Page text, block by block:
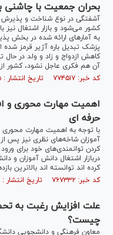
بحران جمعیت با چاشنی
آشفتگی در نوع شناخت و پذیرش
کشور می‌شود و بازار اشتغال نیز
به آمار‌های ارائه شده در بخش
پزشک تبدیل باره آژیر قرمز
کاهش ازدواج و زاد و ولد در
آن هم فکری عاجل نشود، کشور
کد خبر: ۷۷۴۵۱۷ تاریخ انتشار : ۱۴۰۰/۰۸/۲۵
اهمیت مهارت محوری و
حرفه ای
با توجه به اهمیت مهارت
آموزان شاخه‌های نظری نیز پس
کردن توانمندی‌های خود برای ورود
دربازار اشتغال دانش آموزان و
کرده اند توانسته اند بالاترین
کد خبر: ۷۶۷۳۳۲ تاریخ انتشار : ۱۴۰۰/۰۷/۲۸
علت افزایش رغبت به
چیست؟
معاون فرهنگی و دانشجویی